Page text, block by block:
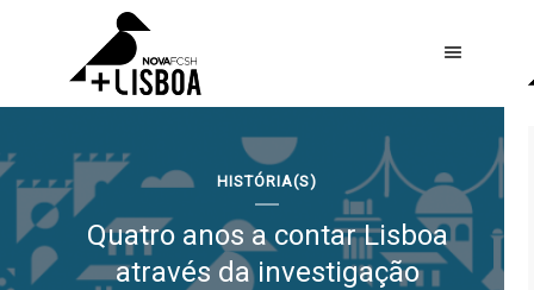
HISTÓRIA(S)
Quatro anos a contar Lisboa
através da investigação